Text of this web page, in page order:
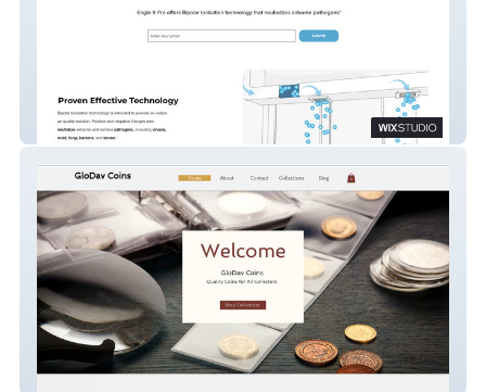
Eagle X Pro (MAIN)
GloDav Coins